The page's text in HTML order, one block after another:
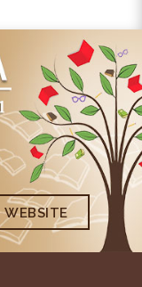
WEBSITE